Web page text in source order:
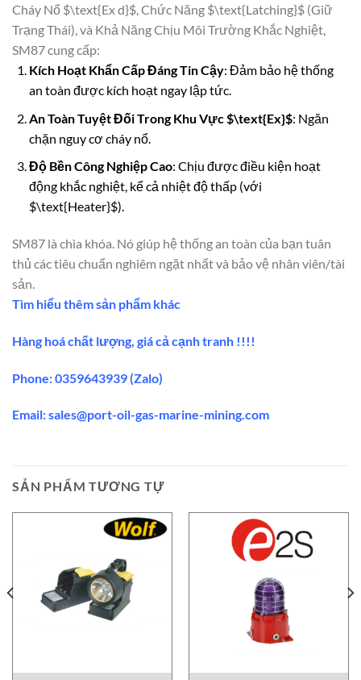
Cháy Nổ $\text{Ex d}$, Chức Năng $\text{Latching}$ (Giữ
Trạng Thái), và Khả Năng Chịu Môi Trường Khắc Nghiệt,
SM87 cung cấp:
Kích Hoạt Khẩn Cấp Đáng Tin Cậy: Đảm bảo hệ thống
an toàn được kích hoạt ngay lập tức.
An Toàn Tuyệt Đối Trong Khu Vực $\text{Ex}$: Ngăn
chặn nguy cơ cháy nổ.
Độ Bền Công Nghiệp Cao: Chịu được điều kiện hoạt
động khắc nghiệt, kể cả nhiệt độ thấp (với
$\text{Heater}$).
SM87 là chìa khóa. Nó giúp hệ thống an toàn của bạn tuân
thủ các tiêu chuẩn nghiêm ngặt nhất và bảo vệ nhân viên/tài
sản.
Tìm hiểu thêm sản phẩm khác
Hàng hoá chất lượng, giá cả cạnh tranh !!!!
Phone: 0359643939 (Zalo)
Email: sales@port-oil-gas-marine-mining.com
SẢN PHẨM TƯƠNG TỰ